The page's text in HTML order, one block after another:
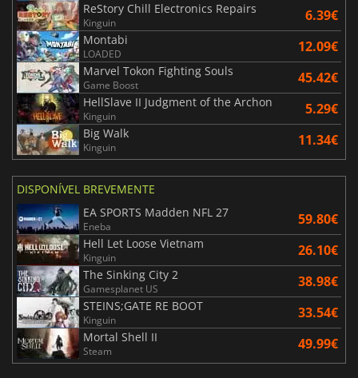
ReStory Chill Electronics Repairs
Kinguin 6.39€
Montabi
LOADED 12.09€
Marvel Tokon Fighting Souls
Game Boost 45.42€
HellSlave II Judgment of the Archon
Kinguin 5.29€
Big Walk
Kinguin 11.34€
DISPONÍVEL BREVEMENTE
EA SPORTS Madden NFL 27
Eneba 59.80€
Hell Let Loose Vietnam
Kinguin 26.10€
The Sinking City 2
Gamesplanet US 38.98€
STEINS;GATE RE BOOT
Kinguin 33.54€
Mortal Shell II
Steam 49.99€